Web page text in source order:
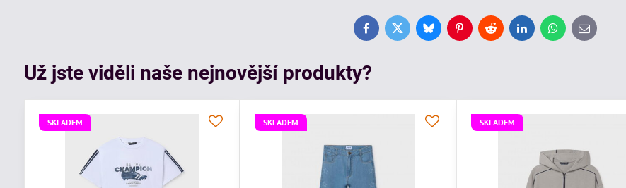
FacebookTwitterBlueskyPinterestRedditLinkedInWhatsApp
E-
mail
Už jste viděli naše nejnovější produkty?
SKLADEM SKLADEM SKLADEM